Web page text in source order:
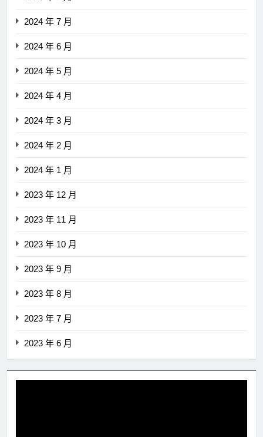
2024 年 7 月
2024 年 6 月
2024 年 5 月
2024 年 4 月
2024 年 3 月
2024 年 2 月
2024 年 1 月
2023 年 12 月
2023 年 11 月
2023 年 10 月
2023 年 9 月
2023 年 8 月
2023 年 7 月
2023 年 6 月